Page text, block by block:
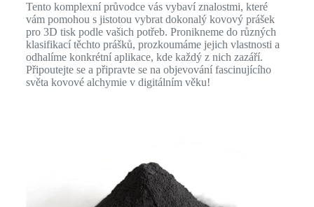
Tento komplexní průvodce vás vybaví znalostmi, které
vám pomohou s jistotou vybrat dokonalý kovový prášek
pro 3D tisk podle vašich potřeb. Pronikneme do různých
klasifikací těchto prášků, prozkoumáme jejich vlastnosti a
odhalíme konkrétní aplikace, kde každý z nich zazáří.
Připoutejte se a připravte se na objevování fascinujícího
světa kovové alchymie v digitálním věku!